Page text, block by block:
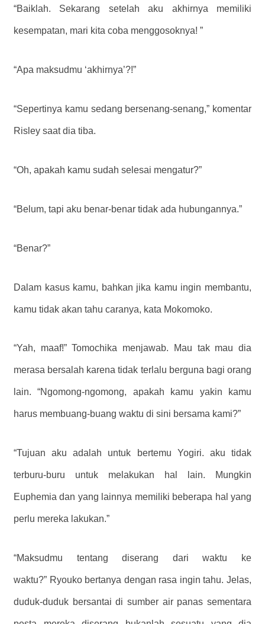
“Baiklah. Sekarang setelah aku akhirnya memiliki
kesempatan, mari kita coba menggosoknya! ”
“Apa maksudmu ‘akhirnya’?!”
“Sepertinya kamu sedang bersenang-senang,” komentar
Risley saat dia tiba.
“Oh, apakah kamu sudah selesai mengatur?”
“Belum, tapi aku benar-benar tidak ada hubungannya.”
“Benar?”
Dalam kasus kamu, bahkan jika kamu ingin membantu,
kamu tidak akan tahu caranya, kata Mokomoko.
“Yah, maaf!” Tomochika menjawab. Mau tak mau dia
merasa bersalah karena tidak terlalu berguna bagi orang
lain. “Ngomong-ngomong, apakah kamu yakin kamu
harus membuang-buang waktu di sini bersama kami?”
“Tujuan aku adalah untuk bertemu Yogiri. aku tidak
terburu-buru untuk melakukan hal lain. Mungkin
Euphemia dan yang lainnya memiliki beberapa hal yang
perlu mereka lakukan.”
“Maksudmu tentang diserang dari waktu ke
waktu?” Ryouko bertanya dengan rasa ingin tahu. Jelas,
duduk-duduk bersantai di sumber air panas sementara